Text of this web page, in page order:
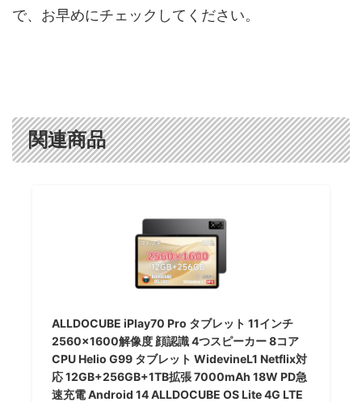
で、お早めにチェックしてください。
関連商品
ALLDOCUBE iPlay70 Pro タブレット 11インチ
2560×1600解像度 顔認識 4つスピーカー 8コア
CPU Helio G99 タブレット WidevineL1 Netflix対
応 12GB+256GB+1TB拡張 7000mAh 18W PD急
速充電 Android 14 ALLDOCUBE OS Lite 4G LTE